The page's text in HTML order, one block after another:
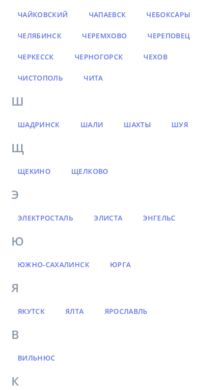
ЧАЙКОВСКИЙ ЧАПАЕВСК ЧЕБОКСАРЫ
ЧЕЛЯБИНСК ЧЕРЕМХОВО ЧЕРЕПОВЕЦ
ЧЕРКЕССК ЧЕРНОГОРСК ЧЕХОВ
ЧИСТОПОЛЬ ЧИТА
Ш
ШАДРИНСК ШАЛИ ШАХТЫ ШУЯ
Щ
ЩЕКИНО ЩЕЛКОВО
Э
ЭЛЕКТРОСТАЛЬ ЭЛИСТА ЭНГЕЛЬС
Ю
ЮЖНО-САХАЛИНСК ЮРГА
Я
ЯКУТСК ЯЛТА ЯРОСЛАВЛЬ
В
ВИЛЬНЮС
К